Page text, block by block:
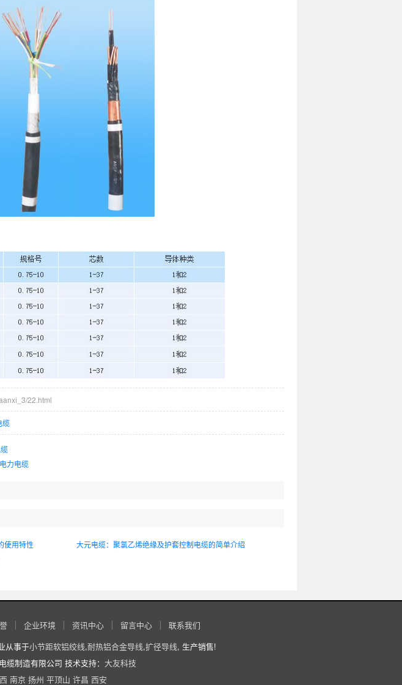
22.html
缆
力电缆
使用特性
大元电缆：聚氯乙烯绝缘及护套控制电缆的简单介绍
企业环境 资讯中心 留言中心
联系我们
从事于小节距软铝绞线,耐热铝合金导线,扩径导线, 生产销售!
缆制造有限公司 技术支持： 大友科技
南京 扬州 平顶山 许昌 西安